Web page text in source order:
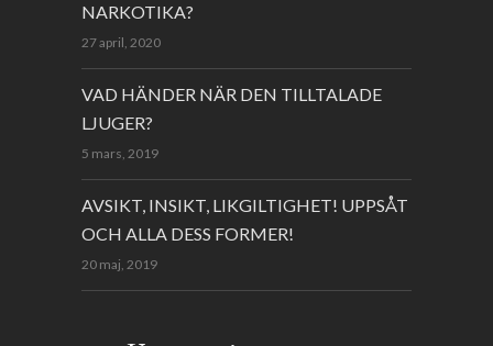
NARKOTIKA?
27 april, 2020
VAD HÄNDER NÄR DEN TILLTALADE
LJUGER?
5 mars, 2019
AVSIKT, INSIKT, LIKGILTIGHET! UPPSÅT
OCH ALLA DESS FORMER!
20 maj, 2019